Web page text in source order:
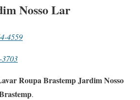
Nosso Lar
4559
Roupa Brastemp Jardim Nosso
.